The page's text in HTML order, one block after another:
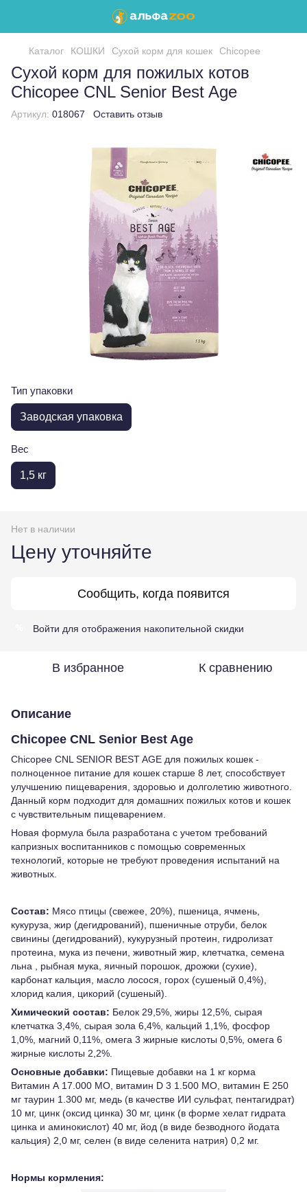
Каталог КОШКИ Сухой корм для кошек Chicopee
Сухой корм для пожилых котов
Chicopee CNL Senior Best Age
Артикул: 018067 Оставить отзыв
Тип упаковки
Заводская упаковка
Вес
1,5 кг
Нет в наличии
Цену уточняйте
Сообщить, когда появится
Войти для отображения накопительной скидки
В избранное К сравнению
Описание
Chicopee CNL Senior Best Age
Chicopee CNL SENIOR BEST AGE для пожилых кошек -
полноценное питание для кошек старше 8 лет, способствует
улучшению пищеварения, здоровью и долголетию животного.
Данный корм подходит для домашних пожилых котов и кошек
с чувствительным пищеварением.
Новая формула была разработана с учетом требований
капризных воспитанников с помощью современных
технологий, которые не требуют проведения испытаний на
животных.
Состав: Мясо птицы (свежее, 20%), пшеница, ячмень,
кукуруза, жир (дегидрований), пшеничные отруби, белок
свинины (дегидрований), кукурузный протеин, гидролизат
протеина, мука из печени, животный жир, клетчатка, семена
льна , рыбная мука, яичный порошок, дрожжи (сухие),
карбонат кальция, масло лосося, горох (сушеный 0,4%),
хлорид калия, цикорий (сушеный).
Химический состав: Белок 29,5%, жиры 12,5%, сырая
клетчатка 3,4%, сырая зола 6,4%, кальций 1,1%, фосфор
1,0%, магний 0,11%, oмега 3 жирные кислоты 0,5%, oмега 6
жирные кислоты 2,2%.
Основные добавки: Пищевые добавки на 1 кг корма
Витамин А 17.000 MO, витамин D 3 1.500 MO, витамин Е 250
мг таурин 1.300 мг, медь (в качестве ИИ сульфат, пентагидрат)
10 мг, цинк (оксид цинка) 30 мг, цинк (в форме хелат гидрата
цинка и аминокислот) 40 мг, йод (в виде безводного йодата
кальция) 2,0 мг, селен (в виде селенита натрия) 0,2 мг.
Нормы кормления: